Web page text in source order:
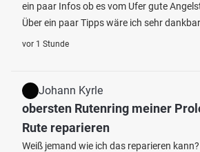
ein paar Infos ob es vom Ufer gute
Über ein paar Tipps wäre ich sehr dankbar
vor 1 Stunde
Johann Kyrle
obersten Rutenring meiner
Rute reparieren
Weiß jemand wie ich das reparieren